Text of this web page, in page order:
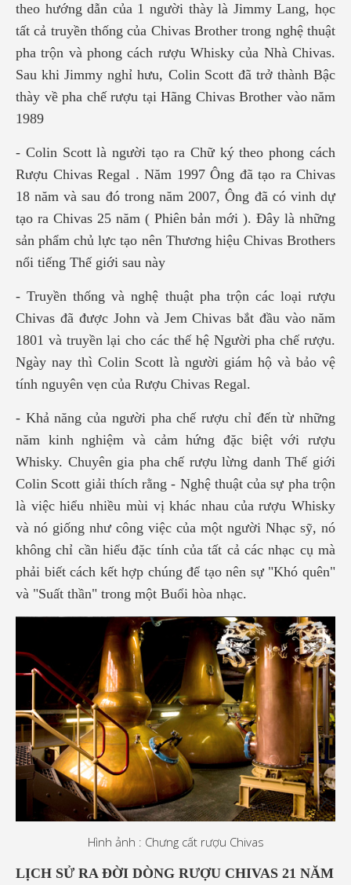
theo hướng dẫn của 1 người thày là Jimmy Lang, học
tất cả truyền thống của Chivas Brother trong nghệ thuật
pha trộn và phong cách rượu Whisky của Nhà Chivas.
Sau khi Jimmy nghỉ hưu, Colin Scott đã trở thành Bậc
thày về pha chế rượu tại Hãng Chivas Brother vào năm
1989
- Colin Scott là người tạo ra Chữ ký theo phong cách
Rượu Chivas Regal . Năm 1997 Ông đã tạo ra Chivas
18 năm và sau đó trong năm 2007, Ông đã có vinh dự
tạo ra Chivas 25 năm ( Phiên bản mới ). Đây là những
sản phẩm chủ lực tạo nên Thương hiệu Chivas Brothers
nổi tiếng Thế giới sau này
- Truyền thống và nghệ thuật pha trộn các loại rượu
Chivas đã được John và Jem Chivas bắt đầu vào năm
1801 và truyền lại cho các thế hệ Người pha chế rượu.
Ngày nay thì Colin Scott là người giám hộ và bảo vệ
tính nguyên vẹn của Rượu Chivas Regal.
- Khả năng của người pha chế rượu chỉ đến từ những
năm kinh nghiệm và cảm hứng đặc biệt với rượu
Whisky. Chuyên gia pha chế rượu lừng danh Thế giới
Colin Scott giải thích rằng - Nghệ thuật của sự pha trộn
là việc hiểu nhiều mùi vị khác nhau của rượu Whisky
và nó giống như công việc của một người Nhạc sỹ, nó
không chỉ cần hiểu đặc tính của tất cả các nhạc cụ mà
phải biết cách kết hợp chúng để tạo nên sự "Khó quên"
và "Suất thần" trong một Buổi hòa nhạc.
Hình ảnh : Chưng cất rượu Chivas
LỊCH SỬ RA ĐỜI DÒNG RƯỢU CHIVAS 21 NĂM